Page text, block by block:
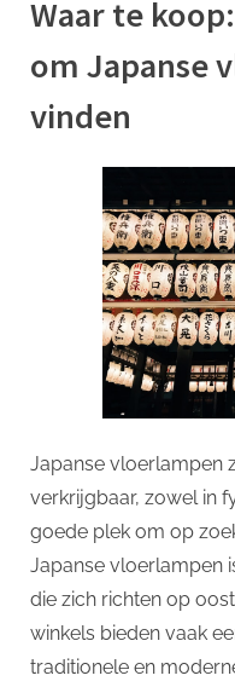
Waar te
om Japanse
vinden
Japanse vloerlampen
verkrijgbaar, zowel in
goede plek om op
Japanse vloerlampen
die zich richten op
winkels bieden vaak
traditionele en